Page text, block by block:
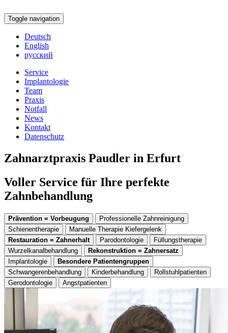
Toggle navigation
Deutsch
English
русский
Service
Implantologie
Team
Praxis
Notfall
News
Kontakt
Datenschutz
Zahnarztpraxis Paudler in Erfurt
Voller Service für Ihre perfekte
Zahnbehandlung
Prävention = Vorbeugung
Professionelle Zahnreinigung
Schienentherapie
Manuelle Therapie Kiefergelenk
Restauration = Zahnerhalt
Parodontologie
Füllungstherapie
Wurzelkanalbehandlung
Rekonstruktion = Zahnersatz
Implantologie
Besondere Patientengruppen
Schwangerenbehandlung
Kinderbehandlung
Rollstuhlpatienten
Gerodontologie
Angstpatienten